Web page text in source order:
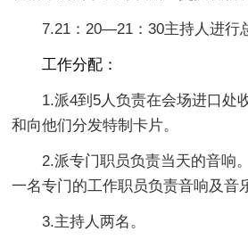
7.21：20—21：30主持人进行
工作分配：
1.派4到5人负责在会场进口处
和向他们分发特制卡片。
2.派专门职员负责当天的音响
一名专门的工作职员负责音响及音
3.主持人两名。